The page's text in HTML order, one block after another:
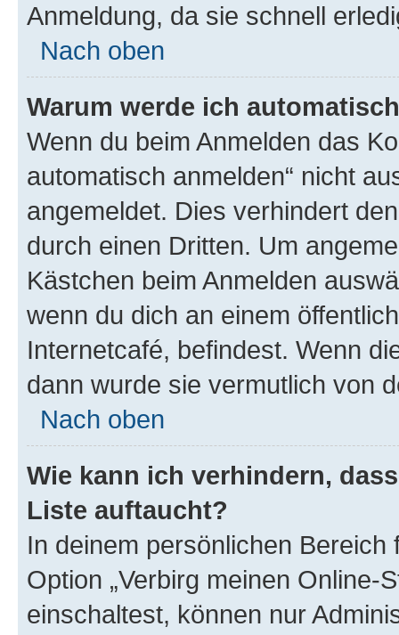
Anmeldung, da sie schnell
Nach oben
Warum werde ich
Wenn du beim Anmelden das
automatisch anmelden“ nicht
angemeldet. Dies verhindert
durch einen Dritten. Um
Kästchen beim Anmelden
wenn du dich an einem
Internetcafé, befindest. Wenn
dann wurde sie vermutlich von
Nach oben
Wie kann ich verhindern,
Liste auftaucht?
In deinem persönlichen
Option „Verbirg meinen Online-
einschaltest, können nur